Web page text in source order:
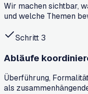
Wir machen sichtbar,
und welche Themen
Schritt 3
Abläufe
Überführung,
als